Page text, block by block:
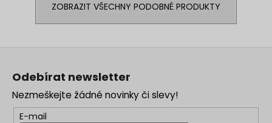
ZOBRAZIT VŠECHNY PODOBNÉ PRODUKTY
Odebírat newsletter
Nezmeškejte žádné novinky či slevy!
E-mail